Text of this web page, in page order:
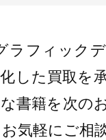
ラフィック
した買取を
書籍を次の
気軽にご相